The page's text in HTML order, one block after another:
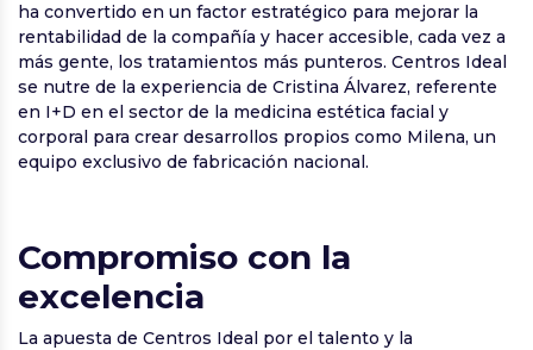
ha convertido en un factor estratégico para mejorar la
rentabilidad de la compañía y hacer accesible, cada vez a
más gente, los tratamientos más punteros. Centros Ideal
se nutre de la experiencia de Cristina Álvarez, referente
en I+D en el sector de la medicina estética facial y
corporal para crear desarrollos propios como Milena, un
equipo exclusivo de fabricación nacional.
Compromiso con la
excelencia
La apuesta de Centros Ideal por el talento y la